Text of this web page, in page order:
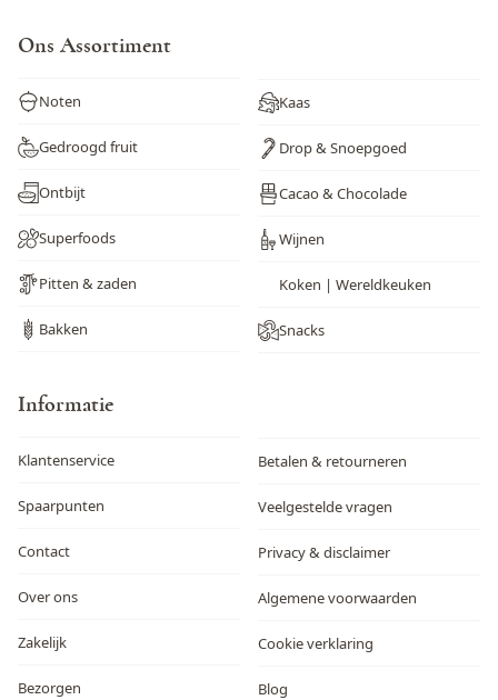
Ons Assortiment
Noten
Gedroogd fruit
Ontbijt
Superfoods
Pitten & zaden
Bakken
Kaas
Drop & Snoepgoed
Cacao & Chocolade
Wijnen
Koken | Wereldkeuken
Snacks
Informatie
Klantenservice
Spaarpunten
Contact
Over ons
Zakelijk
Bezorgen
Betalen & retourneren
Veelgestelde vragen
Privacy & disclaimer
Algemene voorwaarden
Cookie verklaring
Blog